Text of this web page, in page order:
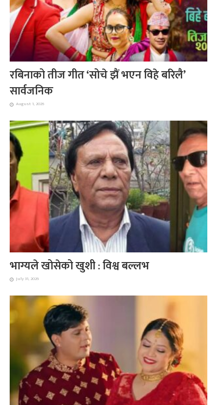
रबिनाको तीज गीत ‘सोचे झैं भएन विहे बरिलै’
सार्वजनिक
August 1, 2026
भाग्यले खोसेको खुशी : विश्व बल्लभ
July 31, 2026